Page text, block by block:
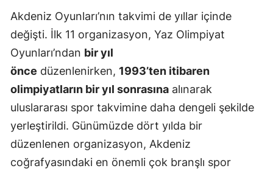
Akdeniz Oyunları’nın takvimi de yıllar içinde
değişti. İlk 11 organizasyon, Yaz Olimpiyat
Oyunları’ndan bir yıl
önce düzenlenirken, 1993’ten itibaren
olimpiyatların bir yıl sonrasına alınarak
uluslararası spor takvimine daha dengeli şekilde
yerleştirildi. Günümüzde dört yılda bir
düzenlenen organizasyon, Akdeniz
coğrafyasındaki en önemli çok branşlı spor